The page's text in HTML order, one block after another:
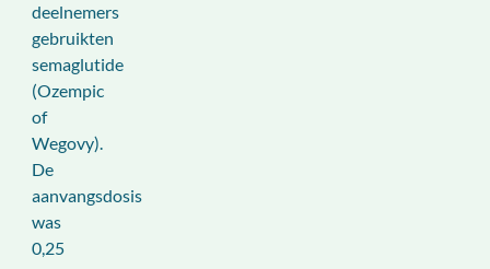
deelnemers
gebruikten
semaglutide
(Ozempic
of
Wegovy).
De
aanvangsdosis
was
0,25